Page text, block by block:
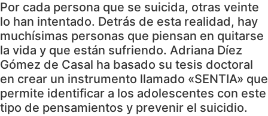
Por cada persona que se suicida, otras veinte
lo han intentado. Detrás de esta realidad, hay
muchísimas personas que piensan en quitarse
la vida y que están sufriendo. Adriana Díez
Gómez de Casal ha basado su tesis doctoral
en crear un instrumento llamado «SENTIA» que
permite identificar a los adolescentes con este
tipo de pensamientos y prevenir el suicidio.